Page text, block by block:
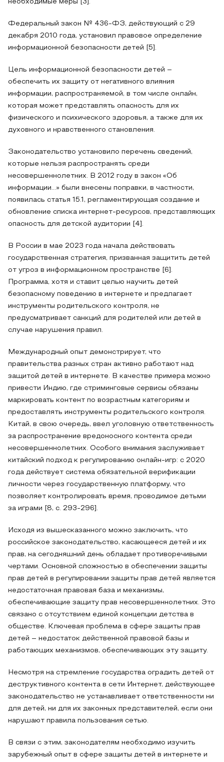
необходимые меры [3].
Федеральный закон № 436-ФЗ, действующий с 29
декабря 2010 года, установил правовое определение
информационной безопасности детей [5].
Цель информационной безопасности детей –
обеспечить их защиту от негативного влияния
информации, распространяемой, в том числе онлайн,
которая может представлять опасность для их
физического и психического здоровья, а также для их
духовного и нравственного становления.
Законодательство установило перечень сведений,
которые нельзя распространять среди
несовершеннолетних. В 2012 году в закон «Об
информации...» были внесены поправки, в частности,
появилась статья 15.1, регламентирующая создание и
обновление списка интернет-ресурсов, представляющих
опасность для детской аудитории [4].
В России в мае 2023 года начала действовать
государственная стратегия, призванная защитить детей
от угроз в информационном пространстве [6].
Программа, хотя и ставит целью научить детей
безопасному поведению в интернете и предлагает
инструменты родительского контроля, не
предусматривает санкций для родителей или детей в
случае нарушения правил.
Международный опыт демонстрирует, что
правительства разных стран активно работают над
защитой детей в интернете. В качестве примера можно
привести Индию, где стриминговые сервисы обязаны
маркировать контент по возрастным категориям и
предоставлять инструменты родительского контроля.
Китай, в свою очередь, ввел уголовную ответственность
за распространение вредоносного контента среди
несовершеннолетних. Особого внимания заслуживает
китайский подход к регулированию онлайн-игр: с 2020
года действует система обязательной верификации
личности через государственную платформу, что
позволяет контролировать время, проводимое детьми
за играми [8, с. 293-296].
Исходя из вышесказанного можно заключить, что
российское законодательство, касающееся детей и их
прав, на сегодняшний день обладает противоречивыми
чертами. Основной сложностью в обеспечении защиты
прав детей в регулировании защиты прав детей является
недостаточная правовая база и механизмы,
обеспечивающие защиту прав несовершеннолетних. Это
связано с отсутствием единой концепции детства в
обществе. Ключевая проблема в сфере защиты прав
детей – недостаток действенной правовой базы и
работающих механизмов, обеспечивающих эту защиту.
Несмотря на стремление государства оградить детей от
деструктивного контента в сети Интернет, действующее
законодательство не устанавливает ответственности ни
для детей, ни для их законных представителей, если они
нарушают правила пользования сетью.
В связи с этим, законодателям необходимо изучить
зарубежный опыт в сфере защиты детей в интернете и